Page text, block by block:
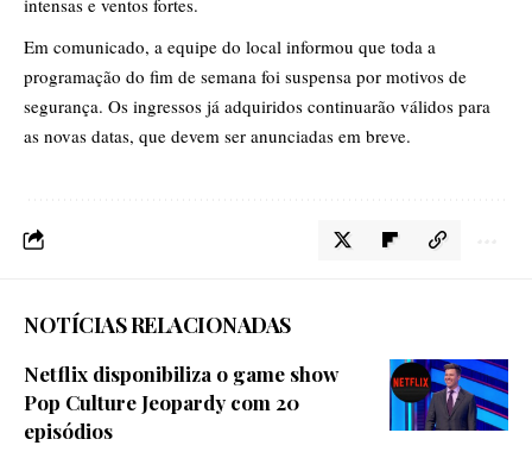
intensas e ventos fortes.
Em comunicado, a equipe do local informou que toda a
programação do fim de semana foi suspensa por motivos de
segurança. Os ingressos já adquiridos continuarão válidos para
as novas datas, que devem ser anunciadas em breve.
NOTÍCIAS RELACIONADAS
Netflix disponibiliza o game show
Pop Culture Jeopardy com 20
episódios